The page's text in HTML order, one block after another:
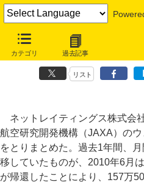
カテゴリ 過去記事
「はやぶさ」の帰還でJAXAのサイ
5000人
リスト
ネットレイティングス株式会
航空研究開発機構（JAXA）の
をとりまとめた。過去1年間、
移していたものが、2010年6月
が帰還したことにより、157万